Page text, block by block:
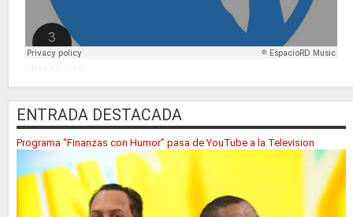
EspacioRD Music
ENTRADA DESTACADA
Programa “Finanzas con Humor” pasa de YouTube a la Television